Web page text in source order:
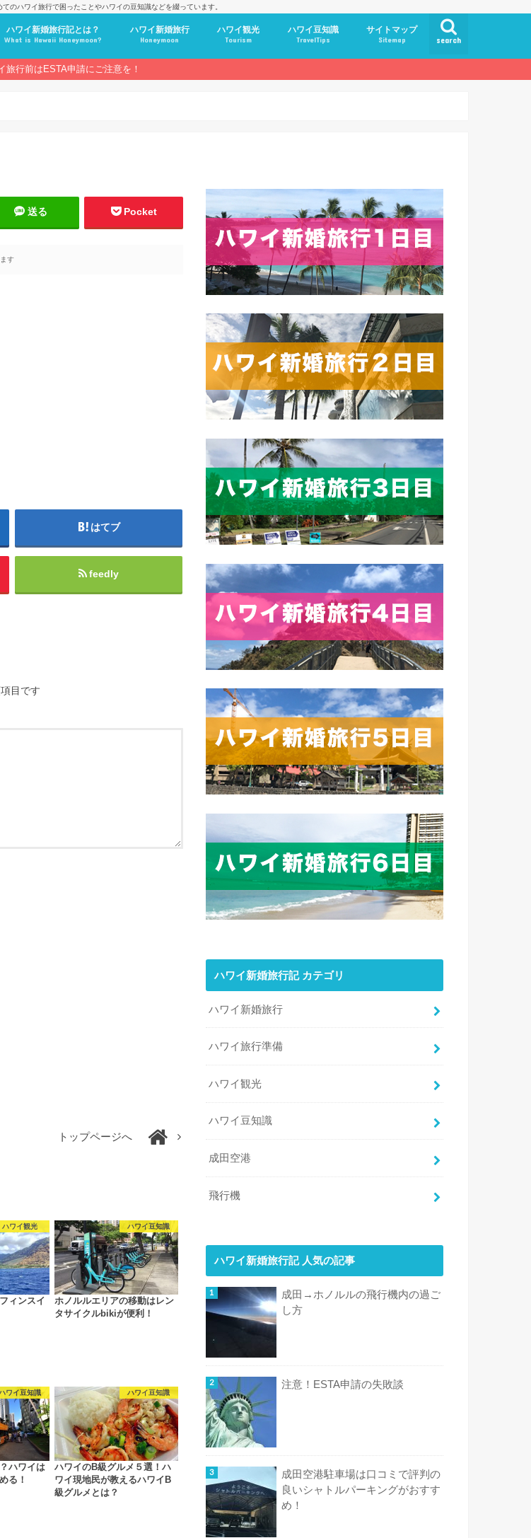
のハワイ旅行で困ったことやハワイの豆知識などを綴っています。
search
ハワイ新婚旅行記とは？
What is Hawaii Honeymoon?
ハワイ新婚旅行
Honeymoon
ハワイ観光
Tourism
ハワイ豆知識
TravelTips
サイトマップ
Sitemap
旅行前はESTA申請にご注意を！
送る Pocket
す
はてブ
feedly
目です
トップページへ
ハワイ観光
ィンスイ
ハワイ豆知識
ホノルルエリアの移動はレン
タサイクルbikiが便利！
ワイ豆知識
ハワイは
る！
ハワイ豆知識
ハワイのB級グルメ５選！ハ
ワイ現地民が教えるハワイB
級グルメとは？
ハワイ新婚旅行記 カテゴリ
ハワイ新婚旅行
ハワイ旅行準備
ハワイ観光
ハワイ豆知識
成田空港
飛行機
ハワイ新婚旅行記 人気の記事
成田→ホノルルの飛行機内の過ご
し方
注意！ESTA申請の失敗談
成田空港駐車場は口コミで評判の
良いシャトルパーキングがおすす
め！